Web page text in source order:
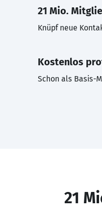
21 Mio.
Knüpf neue
Kostenlos
Schon als Basis-
21